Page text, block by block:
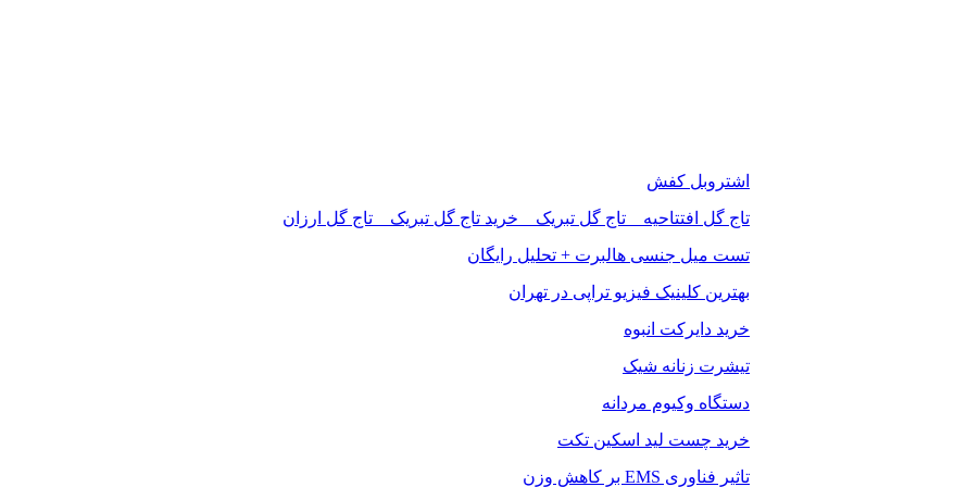
اشتروبل کفش
تاج گل افتتاحیه _ تاج گل تبریک _ خرید تاج گل تبریک _ تاج گل ارزان
تست میل جنسی هالبرت + تحلیل رایگان
بهترین کلینیک فیزیو تراپی در تهران
خرید دایرکت انبوه
تیشرت زنانه شیک
دستگاه وکیوم مردانه
خرید چست لید اسکین تکت
تاثیر فناوری EMS بر کاهش وزن